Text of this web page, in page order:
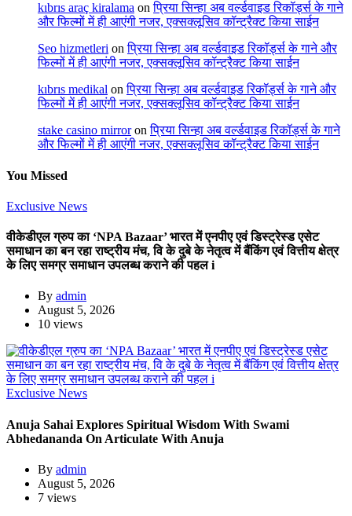
kıbrıs araç kiralama onप्रिया सिन्हा अब वर्ल्डवाइड रिकॉर्ड्स के गाने
और फिल्मों में ही आएंगी नजर, एक्सक्लूसिव कॉन्ट्रैक्ट किया साईन
Seo hizmetleri onप्रिया सिन्हा अब वर्ल्डवाइड रिकॉर्ड्स के गाने और
फिल्मों में ही आएंगी नजर, एक्सक्लूसिव कॉन्ट्रैक्ट किया साईन
kıbrıs medikal onप्रिया सिन्हा अब वर्ल्डवाइड रिकॉर्ड्स के गाने और
फिल्मों में ही आएंगी नजर, एक्सक्लूसिव कॉन्ट्रैक्ट किया साईन
stake casino mirroronप्रिया सिन्हा अब वर्ल्डवाइड रिकॉर्ड्स के गाने
और फिल्मों में ही आएंगी नजर, एक्सक्लूसिव कॉन्ट्रैक्ट किया साईन
You Missed
Exclusive News
वीकेडीएल ग्रुप का ‘NPA Bazaar’ भारत में एनपीए एवं डिस्ट्रेस्ड एसेट
समाधान का बन रहा राष्ट्रीय मंच, वि के दुबे के नेतृत्व में बैंकिंग एवं वित्तीय क्षेत्र
के लिए समग्र समाधान उपलब्ध कराने की पहल i
By admin
August 5, 2026
10 views
Exclusive News
Anuja Sahai Explores Spiritual Wisdom With Swami
Abhedananda On Articulate With Anuja
By admin
August 5, 2026
7 views